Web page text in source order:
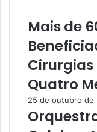
S
a
t
a
r
é
m
R
Mais de
Cirurgias
Quatro
25 de outubro de